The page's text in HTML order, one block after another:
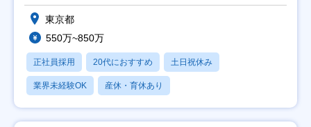
東京都
550万~850万
正社員採用 20代におすすめ 土日祝休み
業界未経験OK 産休・育休あり